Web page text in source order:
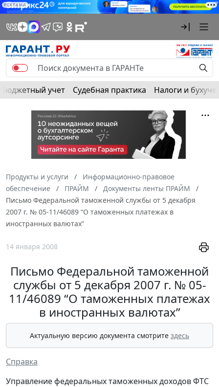
РЕКЛАМА
Бюджетный учет Судебная практика Налоги и
Продукты и услуги
Информационно-правовое
обеспечение
ПРАЙМ
Документы ленты ПРАЙМ
Письмо Федеральной таможенной службы от 5 декабря
2007 г. № 05-11/46089 “О таможенных платежах в
иностранных валютах”
14 января 2008
Письмо Федеральной таможенной
службы от 5 декабря 2007 г. № 05-
11/46089 “О таможенных платежах
в иностранных валютах”
Актуальную версию документа смотрите здесь
Справка
Управление федеральных таможенных доходов ФТС